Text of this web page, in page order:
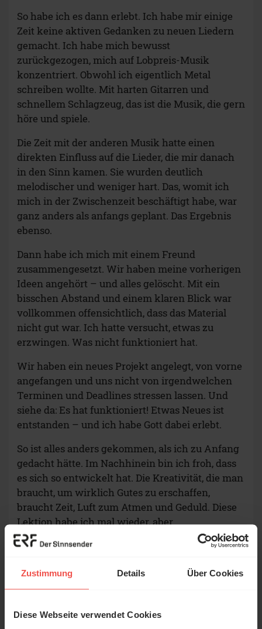
Zustimmung Details Über Cookies
Diese Webseite verwendet Cookies
So habe ich es dann erlebt. Ich habe mir einige
Zeit keine aktiven Gedanken zu neuen Liedern
gemacht. Ich habe mich bewusst
zurückgezogen, mich auf Lobpreis-Musik
konzentriert. Obwohl ich eigentlich Metal
schreiben wollte. Mit harten Gitarren und
schnellem Schlagzeug, das ist die Musik, die gern
höre und spiele.
Die Zeit mit der anderen Musik hatte einen
direkten Einfluss auf die Lieder, die mir danach
in den Sinn kamen. Sie wurden deutlich
melodischer und weniger hart. Das, womit ich
mich in der Zwischenzeit beschäftigt habe, war
ganz anders als anfangs geplant. Das Ergebnis
ebenso.
Dann habe ich mich mit einem Freund
zusammengesetzt. Wir haben meine vorherigen
Ideen angehört – und alles gelöscht. Mit ein
bisschen Abstand und einem klaren Blick war
vollkommen offensichtlich, dass das Material
nicht gut war. Ich hatte versucht, etwas zu
erzwingen. Was nicht funktioniert hat.
Wir haben ein neues Projekt angelegt, von vorne
angefangen und uns nicht von irgendwelchen
Terminen und Deadlines stressen lassen. Und
siehe da: Es hat funktioniert! Etwas Neues ist
entstanden – und ich habe Gott dabei erlebt.
So ist alles anders gekommen, als ich zu Anfang
gedacht hätte. Im Nachhinein bin ich froh, dass
es sich so entwickelt hat. Die Kreativität, die man
braucht, um wirklich Gutes zu erschaffen,
braucht Zeit, Luft zum Atmen und Geduld. Diese
Lektion habe ich mal wieder, aber
wahrscheinlich nicht zum letzten Mal gelernt.
Wie gefällt dir dieser
Beitrag?